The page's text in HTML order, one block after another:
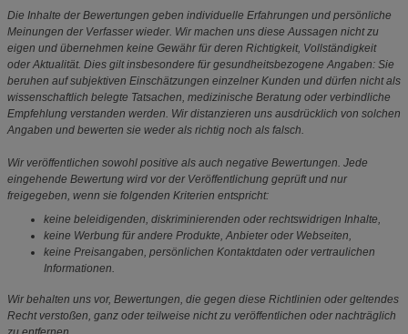
Die Inhalte der Bewertungen geben individuelle Erfahrungen und persönliche
Meinungen der Verfasser wieder. Wir machen uns diese Aussagen nicht zu
eigen und übernehmen keine Gewähr für deren Richtigkeit, Vollständigkeit
oder Aktualität. Dies gilt insbesondere für gesundheitsbezogene Angaben: Sie
beruhen auf subjektiven Einschätzungen einzelner Kunden und dürfen nicht als
wissenschaftlich belegte Tatsachen, medizinische Beratung oder verbindliche
Empfehlung verstanden werden. Wir distanzieren uns ausdrücklich von solchen
Angaben und bewerten sie weder als richtig noch als falsch.
Wir veröffentlichen sowohl positive als auch negative Bewertungen. Jede
eingehende Bewertung wird vor der Veröffentlichung geprüft und nur
freigegeben, wenn sie folgenden Kriterien entspricht:
keine beleidigenden, diskriminierenden oder rechtswidrigen Inhalte,
keine Werbung für andere Produkte, Anbieter oder Webseiten,
keine Preisangaben, persönlichen Kontaktdaten oder vertraulichen
Informationen.
Wir behalten uns vor, Bewertungen, die gegen diese Richtlinien oder geltendes
Recht verstoßen, ganz oder teilweise nicht zu veröffentlichen oder nachträglich